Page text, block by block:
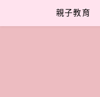
content
親子教育